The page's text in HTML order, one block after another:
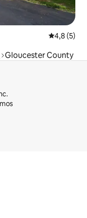
4,8 de
4,8 (5)
Gloucester County